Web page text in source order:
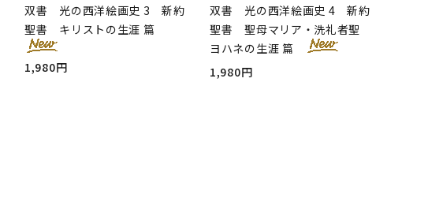
双書 光の西洋絵画史 3 新約
聖書 キリストの生涯 篇
1,980円
双書 光の西洋絵画史 4 新約
聖書 聖母マリア・洗礼者聖
ヨハネの生涯 篇
1,980円